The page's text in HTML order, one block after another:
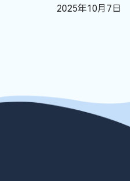
2025年10月7日